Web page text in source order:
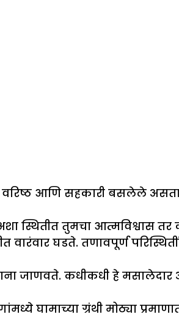
आणि सहकारी बसलेले
स्थितीत तुमचा आत्मविश्वास
वारंवार घडते. तणावपूर्ण
जाणवते. कधीकधी हे
घामाच्या ग्रंथी मोठ्या